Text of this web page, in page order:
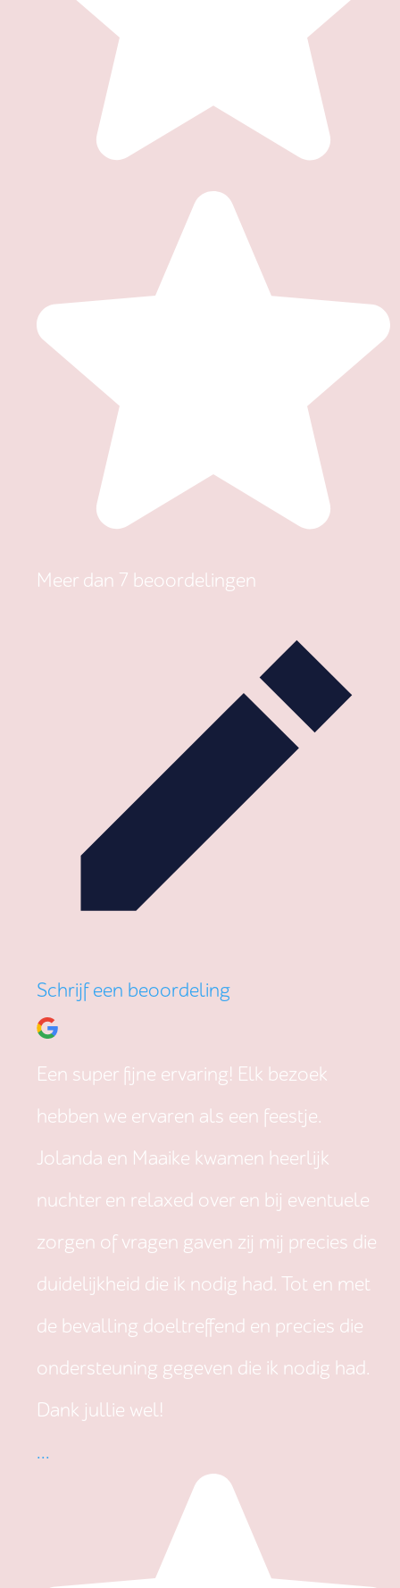
Meer dan 7 beoordelingen
Schrijf een beoordeling
Een super fijne ervaring! Elk bezoek
hebben we ervaren als een feestje.
Jolanda en Maaike kwamen heerlijk
nuchter en relaxed over en bij eventuele
zorgen of vragen gaven zij mij precies die
duidelijkheid die ik nodig had. Tot en met
de bevalling doeltreffend en precies die
ondersteuning gegeven die ik nodig had.
Dank jullie wel!
...